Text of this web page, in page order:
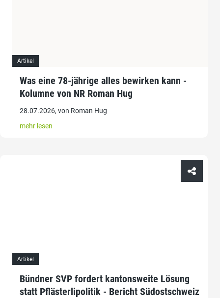
Artikel
Was eine 78-jährige alles bewirken kann -
Kolumne von NR Roman Hug
28.07.2026, von Roman Hug
mehr lesen
Artikel
Bündner SVP fordert kantonsweite Lösung
statt Pflästerlipolitik - Bericht Südostschweiz